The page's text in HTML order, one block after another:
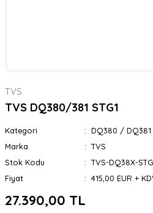
TVS
TVS DQ380/381 STG1
Kategori
DQ380 /
Marka
TVS
Stok Kodu
TVS-DQ38X-
Fiyat
415,00 EUR +
27.390,00 TL